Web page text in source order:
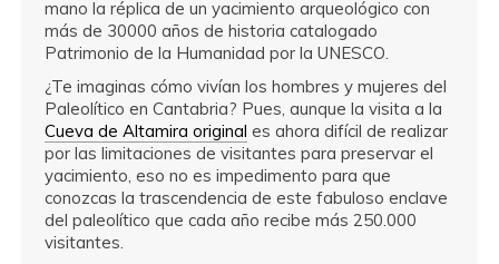
mano la réplica de un yacimiento arqueológico con
más de 30000 años de historia catalogado
Patrimonio de la Humanidad por la UNESCO.
¿Te imaginas cómo vivían los hombres y mujeres del
Paleolítico en Cantabria? Pues, aunque la visita a la
Cueva de Altamira original es ahora difícil de realizar
por las limitaciones de visitantes para preservar el
yacimiento, eso no es impedimento para que
conozcas la trascendencia de este fabuloso enclave
del paleolítico que cada año recibe más 250.000
visitantes.